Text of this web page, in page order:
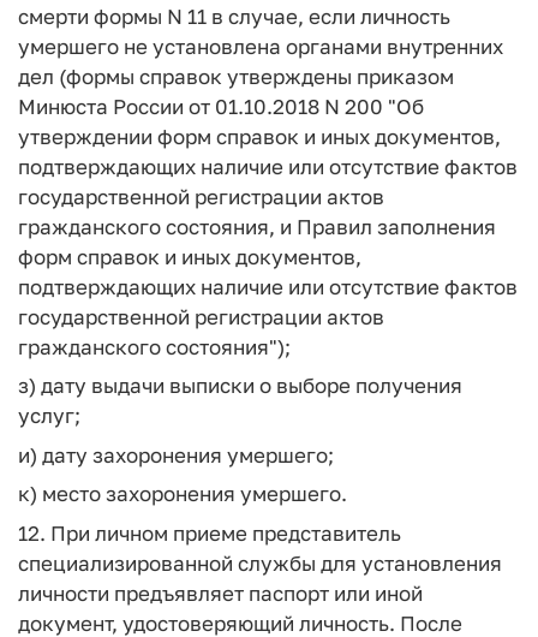
смерти формы N 11 в случае, если личность
умершего не установлена органами внутренних
дел (формы справок утверждены приказом
Минюста России от 01.10.2018 N 200 "Об
утверждении форм справок и иных документов,
подтверждающих наличие или отсутствие фактов
государственной регистрации актов
гражданского состояния, и Правил заполнения
форм справок и иных документов,
подтверждающих наличие или отсутствие фактов
государственной регистрации актов
гражданского состояния");
з) дату выдачи выписки о выборе получения
услуг;
и) дату захоронения умершего;
к) место захоронения умершего.
12. При личном приеме представитель
специализированной службы для установления
личности предъявляет паспорт или иной
документ, удостоверяющий личность. После